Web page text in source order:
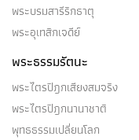
ปรักกมธาตุ ควา
พระบรมสารีริกธาตุ
พระอุเทสิกเจดีย์
พระธรรมรัตนะ
พระไตรปิฎกเสียงสมจริง
พระไตรปิฎกนานาชาติ
พุทธธรรมเปลี่ยนโลก